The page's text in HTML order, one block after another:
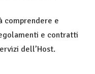
comprendere e
e contratti
dell’Host.